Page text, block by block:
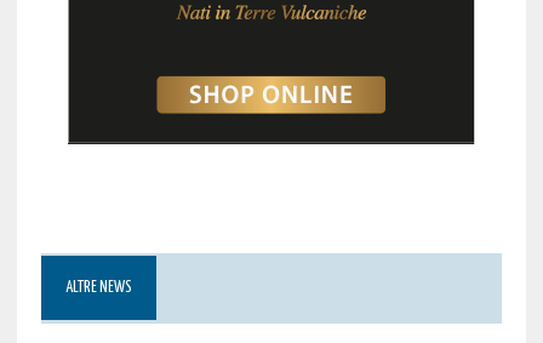
ALTRE NEWS